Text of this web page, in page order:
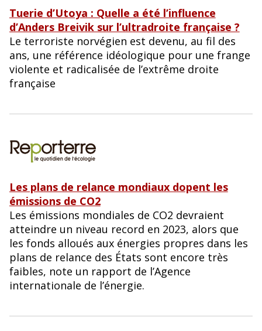
Tuerie d’Utoya : Quelle a été l’influence
d’Anders Breivik sur l’ultradroite française ?
Le terroriste norvégien est devenu, au fil des
ans, une référence idéologique pour une frange
violente et radicalisée de l’extrême droite
française
Les plans de relance mondiaux dopent les
émissions de CO2
Les émissions mondiales de CO2 devraient
atteindre un niveau record en 2023, alors que
les fonds alloués aux énergies propres dans les
plans de relance des États sont encore très
faibles, note un rapport de l’Agence
internationale de l’énergie.